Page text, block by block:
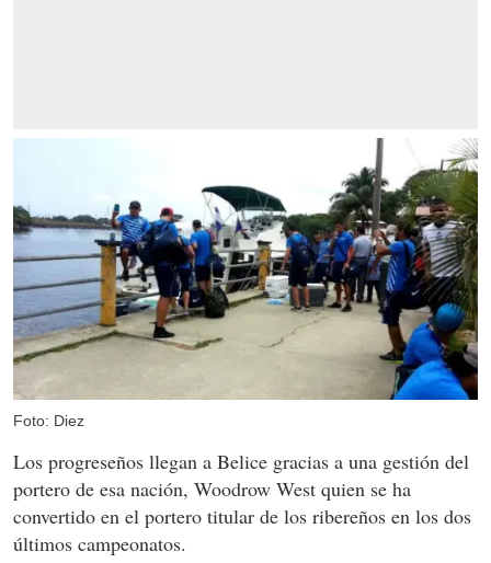
Foto: Diez
Los progreseños llegan a Belice gracias a una gestión del
portero de esa nación, Woodrow West quien se ha
convertido en el portero titular de los ribereños en los dos
últimos campeonatos.